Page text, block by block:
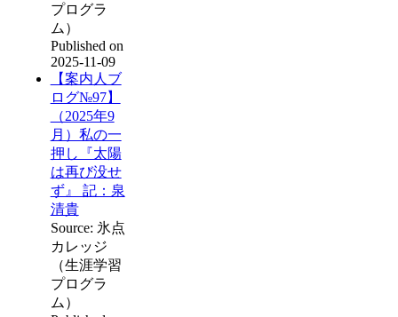
プログラ
ム）
Published on
2025-11-09
【案内人ブ
ログ№97】
（2025年9
月）私の一
押し『太陽
は再び没せ
ず』 記：泉
清貴
Source: 氷点
カレッジ
（生涯学習
プログラ
ム）